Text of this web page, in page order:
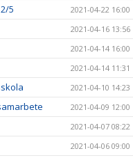
5 2021-04-22 16:00
2021-04-16 13:56
2021-04-14 16:00
2021-04-14 11:31
2021-04-10 14:23
2021-04-09 12:00
2021-04-07 08:22
2021-04-06 09:00